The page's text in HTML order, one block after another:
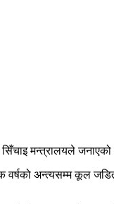
सिँचाइ मन्त्रालयले
अन्त्यसम्म कूल